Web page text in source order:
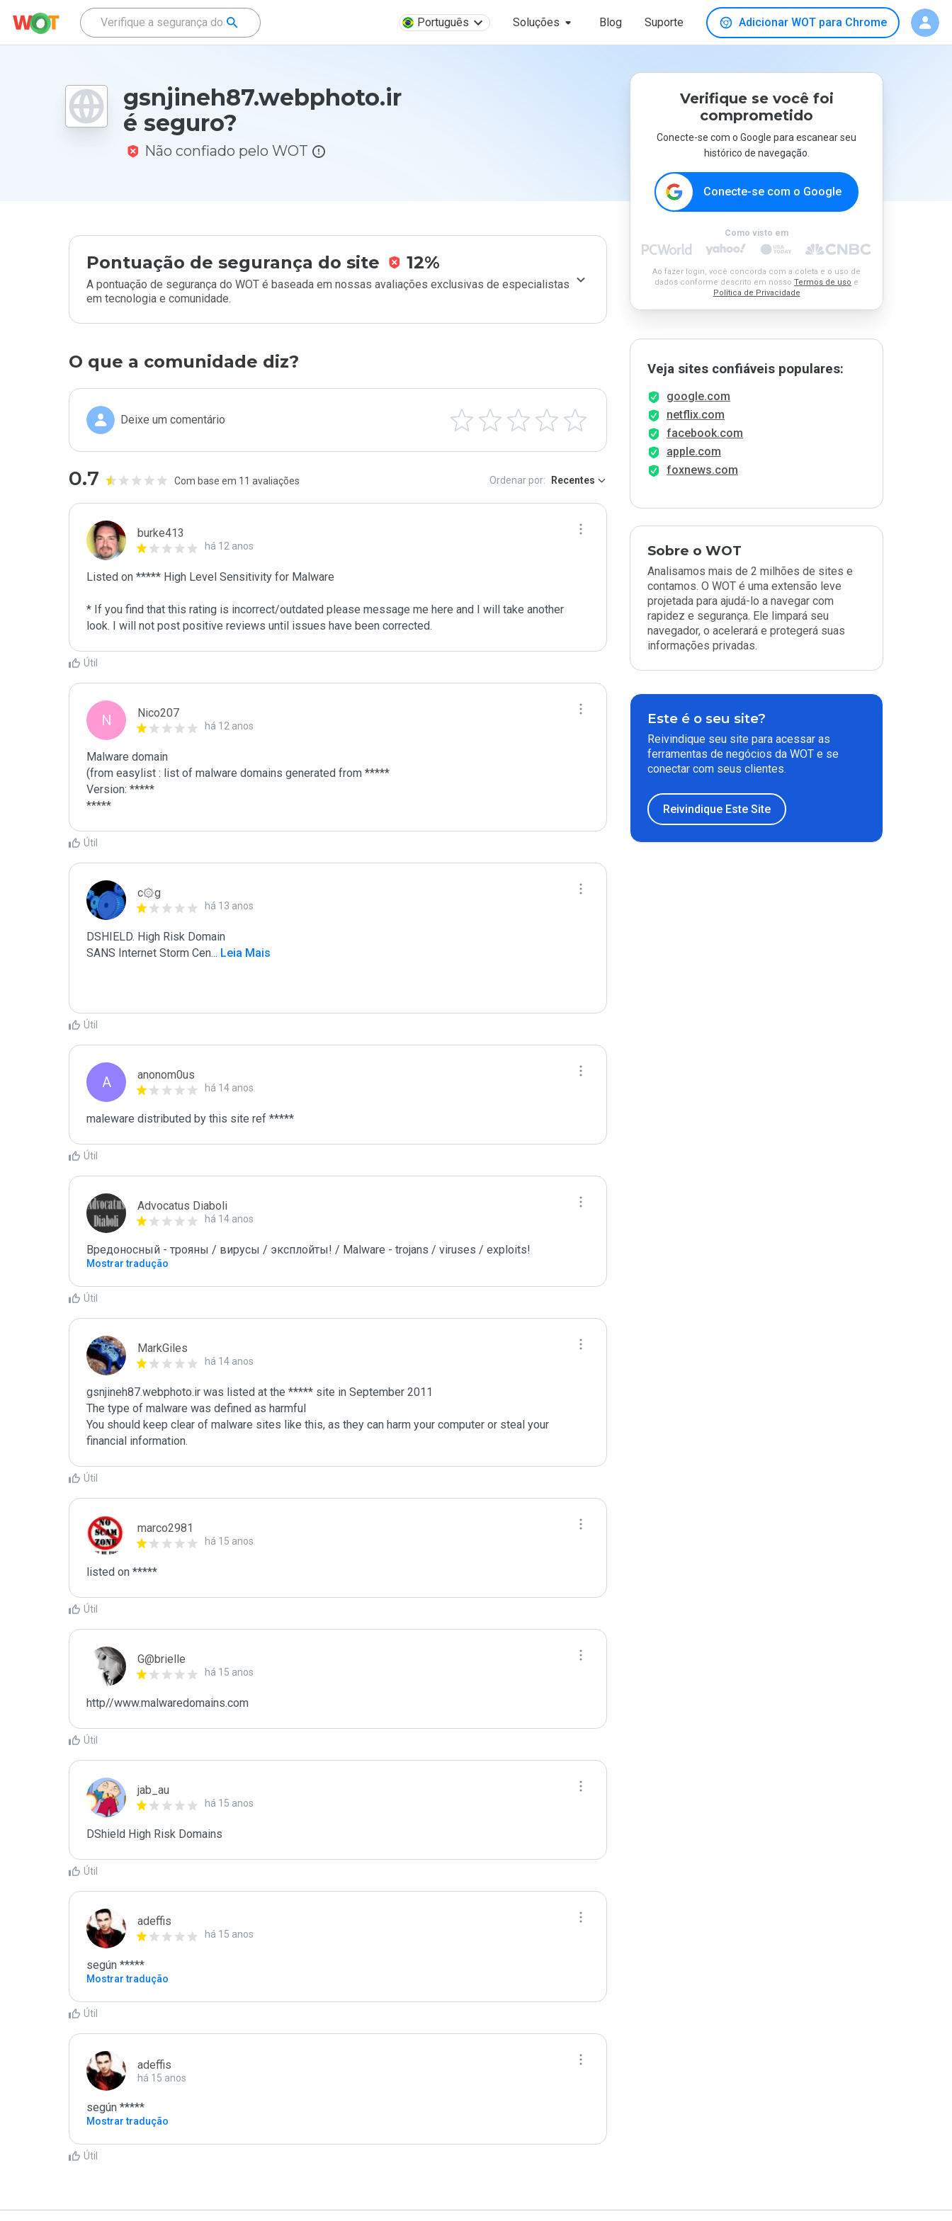
Português Soluções Blog Suporte Adicionar WOT para Chrome
gsnjineh87.webphoto.ir
é seguro?
Não confiado pelo WOT
Pontuação de segurança do site 12%
A pontuação de segurança do WOT é baseada em nossas avaliações exclusivas de especialistas
em tecnologia e comunidade.
O que a comunidade diz?
Deixe um comentário
0.7 Com base em 11 avaliações Ordenar por: Recentes
burke413
há 12 anos
Listed on ***** High Level Sensitivity for Malware
* If you find that this rating is incorrect/outdated please message me here and I will take another
Útil
N Nico207
há 12 anos
Malware domain
(from easylist : list of malware domains generated from *****
Version: *****
*****
Útil
c۞g
há 13 anos
DSHIELD. High Risk Domain
SANS Internet Storm Cen... Leia Mais
Útil
A anonom0us
há 14 anos
maleware distributed by this site ref *****
Útil
Advocatus Diaboli
há 14 anos
Вредоносный - трояны / вирусы / эксплойты! / Malware - trojans / viruses / exploits!
Mostrar tradução
Útil
MarkGiles
há 14 anos
gsnjineh87.webphoto.ir was listed at the ***** site in September 2011
The type of malware was defined as harmful
You should keep clear of malware sites like this, as they can harm your computer or steal your
Útil
marco2981
há 15 anos
listed on *****
Útil
G@brielle
há 15 anos
http//www.malwaredomains.com
Útil
jab_au
há 15 anos
DShield High Risk Domains
Útil
adeffis
há 15 anos
según *****
Mostrar tradução
Útil
adeffis
há 15 anos
según *****
Mostrar tradução
Útil
Verifique se você foi
comprometido
Conecte-se com o Google para escanear seu
histórico de navegação.
Conecte-se com o Google
Como visto em
Ao fazer login, você concorda com a coleta e o uso de
dados conforme descrito em nosso Termos de uso e
Política de Privacidade
Veja sites confiáveis populares:
google.com
netflix.com
facebook.com
apple.com
foxnews.com
Sobre o WOT
Analisamos mais de 2 milhões de sites e
contamos. O WOT é uma extensão leve
projetada para ajudá-lo a navegar com
rapidez e segurança. Ele limpará seu
navegador, o acelerará e protegerá suas
informações privadas.
Este é o seu site?
Reivindique seu site para acessar as
ferramentas de negócios da WOT e se
conectar com seus clientes.
Reivindique Este Site